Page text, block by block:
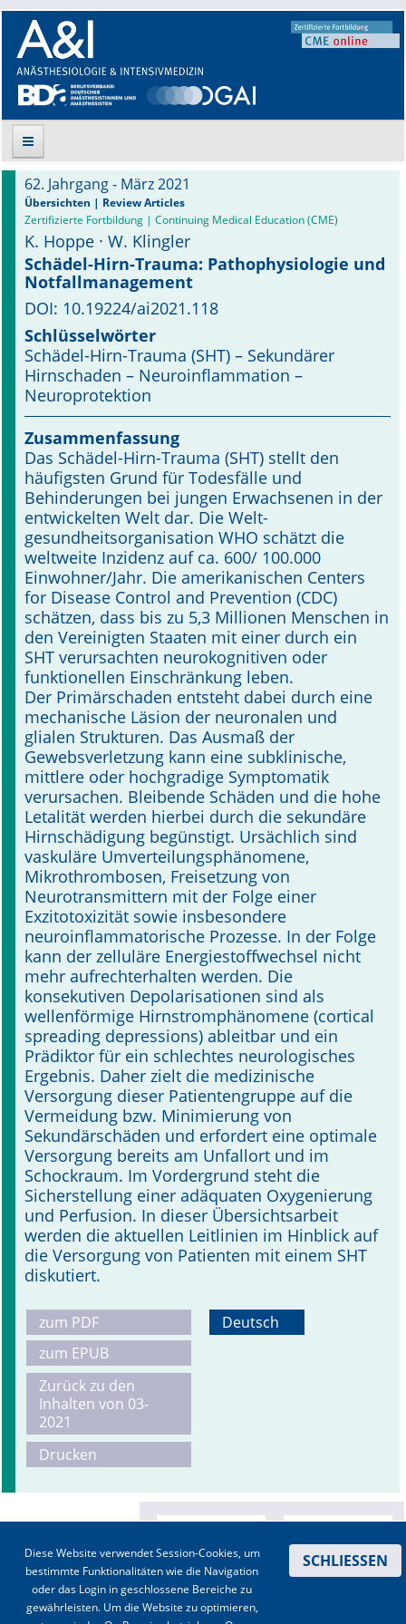
Suche
Aktuelle Ausgabe
Leitlinien
Supplements
Supplements OrphanAnesthesia
Online First
A&I English
Mediadaten
Autoren-Service
Bestell-Service
Stellenmarkt
Kongresskalender
62. Jahrgang - März 2021
Übersichten | Review Articles
Zertifizierte Fortbildung | Continuing Medical Education (CME)
K. Hoppe · W. Klingler
Schädel-Hirn-Trauma: Pathophysiologie und
Notfallmanagement
DOI: 10.19224/ai2021.118
Schlüsselwörter
Schädel-Hirn-Trauma (SHT) – Sekundärer
Hirnschaden – Neuroinflammation –
Neuroprotektion
Zusammenfassung
Das Schädel-Hirn-Trauma (SHT) stellt den
häufigsten Grund für Todesfälle und
Behinderungen bei jungen Erwachsenen in der
entwickelten Welt dar. Die Welt­
gesundheitsorganisation WHO schätzt die
weltweite Inzidenz auf ca. 600/ 100.000
Einwohner/Jahr. Die amerikanischen Centers
for Disease Control and Prevention (CDC)
schätzen, dass bis zu 5,3 Millionen Menschen in
den Ver­einigten Staaten mit einer durch ein
SHT verursachten neurokognitiven oder
funktionellen Einschränkung leben.
Der Primärschaden entsteht dabei durch eine
mechanische Läsion der neuronalen und
glialen Strukturen. Das Ausmaß der
Gewebsverletzung kann eine subklinische,
mittlere oder hochgradige Symptomatik
verursachen. Bleibende Schäden und die hohe
Letalität werden hierbei durch die sekundäre
Hirnschädigung begünstigt. Ursächlich sind
vaskuläre Umverteilungsphänomene,
Mikrothrombosen, Freisetzung von
Neurotransmittern mit der Folge einer
Exzitotoxizität sowie ins­besondere
neuroinflammatorische Pro­zesse. In der Folge
kann der zelluläre Energiestoffwechsel nicht
mehr aufrechterhalten werden. Die
konsekutiven Depolarisationen sind als
wellenförmige Hirnstromphänomene (cortical
spread­ing depressions) ableitbar und ein
Prädiktor für ein schlechtes neurologisches
Ergebnis. Daher zielt die medizinische
Versorgung dieser Patientengruppe auf die
Vermeidung bzw. Minimierung von
Sekundärschäden und erfordert eine optimale
Versorgung bereits am Unfallort und im
Schockraum. Im Vordergrund steht die
Sicherstellung einer adäquaten Oxygenierung
und Perfusion. In dieser Übersichtsarbeit
werden die aktuellen Leitlinien im Hinblick auf
die Versorgung von Patienten mit einem SHT
diskutiert.
zum PDF
zum EPUB
Zurück zu den
Inhalten von 03-
2021
Drucken
Deutsch
Diese Website verwendet Session-Cookies, um
bestimmte Funktionalitäten wie die Navigation
oder das Login in geschlossene Bereiche zu
gewährleisten. Um die Website zu optimieren,
SCHLIESSEN